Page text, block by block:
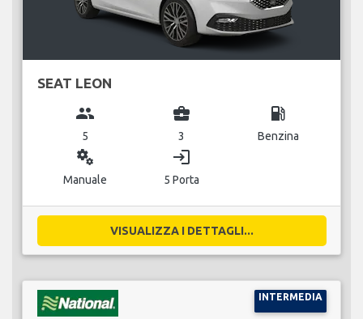
SEAT LEON
group
5
business_center
3
local_gas_station
Benzina
miscellaneous_services
Manuale
login
5 Porta
VISUALIZZA I DETTAGLI...
INTERMEDIA